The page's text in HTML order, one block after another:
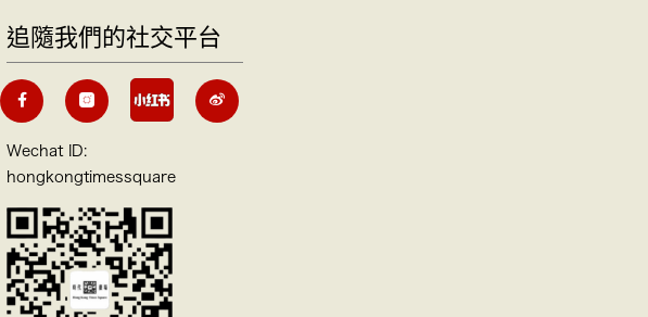
追隨我們的社交平台
Wechat ID:
hongkongtimessquare